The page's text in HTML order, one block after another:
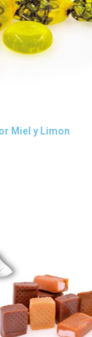
rápida
Miel y Limon